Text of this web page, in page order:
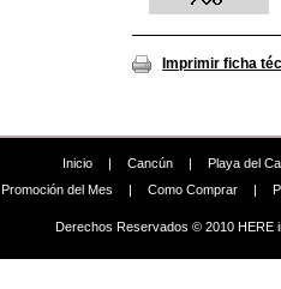
Imprimir ficha
Inicio | Cancún |
Playa del
Promoción del Mes
| Como Comprar |
Derechos Reservados © 2010 HERE